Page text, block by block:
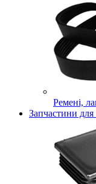
Ремені,
Запчастини для